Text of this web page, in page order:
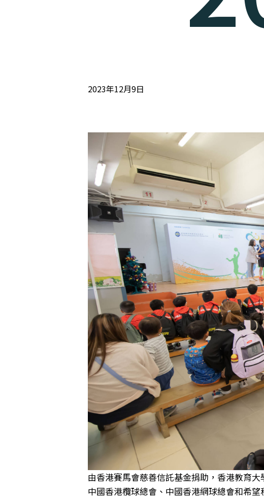
2023年12月9日
由香港賽馬會慈善信託基金捐助，香港教育
中國香港欖球總會、中國香港網球總會和希